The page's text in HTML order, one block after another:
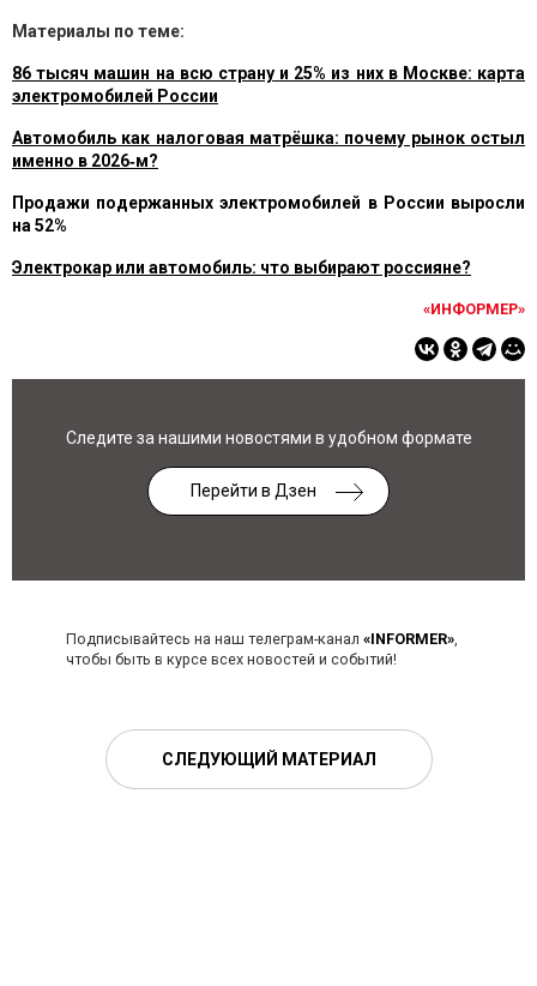
Материалы по теме:
86 тысяч машин на всю страну и 25% из них в Москве: карта
электромобилей России
Автомобиль как налоговая матрёшка: почему рынок остыл
именно в 2026‑м?
Продажи подержанных электромобилей в России выросли
на 52%
Электрокар или автомобиль: что выбирают россияне?
«ИНФОРМЕР»
Следите за нашими новостями в удобном формате
Перейти в Дзен
Подписывайтесь на наш телеграм-канал «INFORMER»,
чтобы быть в курсе всех новостей и событий!
СЛЕДУЮЩИЙ МАТЕРИАЛ